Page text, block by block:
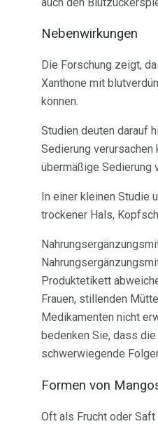
Nebenwirkungen
Die Forschung zeigt,
Xanthone mit
können.
Studien deuten darauf
Sedierung verursachen
übermäßige Sedierung
In einer kleinen
trockener Hals,
Produktetikett
Frauen, stillenden
Medikamenten nicht
bedenken Sie, dass
schwerwiegende
Formen von
Oft als Frucht oder